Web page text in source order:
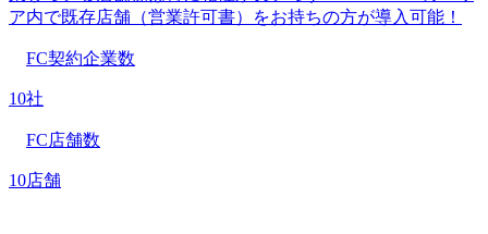
ア内で既存店舗（営業許可書）をお持ちの方が導入可能！
FC契約企業数
10社
FC店舗数
10店舗